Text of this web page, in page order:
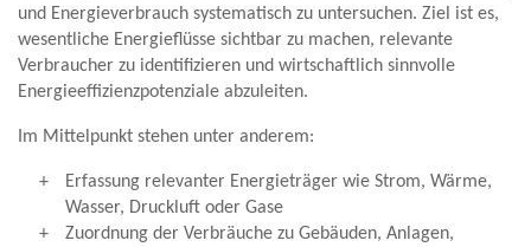
und Energieverbrauch systematisch zu untersuchen. Ziel ist es,
wesentliche Energieflüsse sichtbar zu machen, relevante
Verbraucher zu identifizieren und wirtschaftlich sinnvolle
Energieeffizienzpotenziale abzuleiten.
Im Mittelpunkt stehen unter anderem:
Erfassung relevanter Energieträger wie Strom, Wärme,
Wasser, Druckluft oder Gase
Zuordnung der Verbräuche zu Gebäuden, Anlagen,